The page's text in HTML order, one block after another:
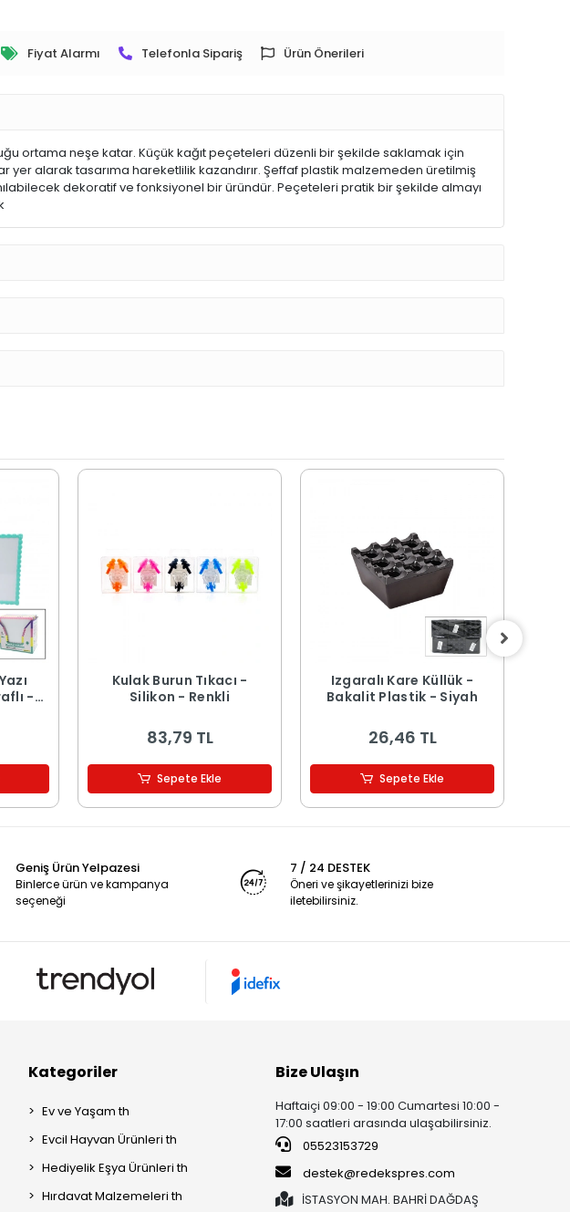
Fiyat Alarmı Telefonla Sipariş Ürün Önerileri
ortama neşe katar. Küçük kağıt peçeteleri düzenli bir şekilde saklamak için
yer alarak tasarıma hareketlilik kazandırır. Şeffaf plastik malzemeden üretilmiş
dekoratif ve fonksiyonel bir üründür. Peçeteleri pratik bir şekilde almayı
-
Kulak Burun Tıkacı -
Silikon - Renkli
83,79 TL
Sepete Ekle
Izgaralı Kare Küllük -
Bakalit Plastik - Siyah
26,46 TL
Sepete Ekle
Geniş Ürün Yelpazesi
Binlerce ürün ve kampanya
seçeneği
7 / 24 DESTEK
Öneri ve şikayetlerinizi bize
iletebilirsiniz.
Kategoriler
Ev ve Yaşam th
Evcil Hayvan Ürünleri th
Hediyelik Eşya Ürünleri th
Hırdavat Malzemeleri th
Bize Ulaşın
Haftaiçi 09:00 - 19:00 Cumartesi 10:00 -
17:00 saatleri arasında ulaşabilirsiniz.
05523153729
destek@redekspres.com
İSTASYON MAH. BAHRİ DAĞDAŞ